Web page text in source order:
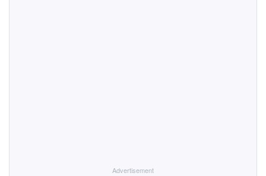
Advertisement